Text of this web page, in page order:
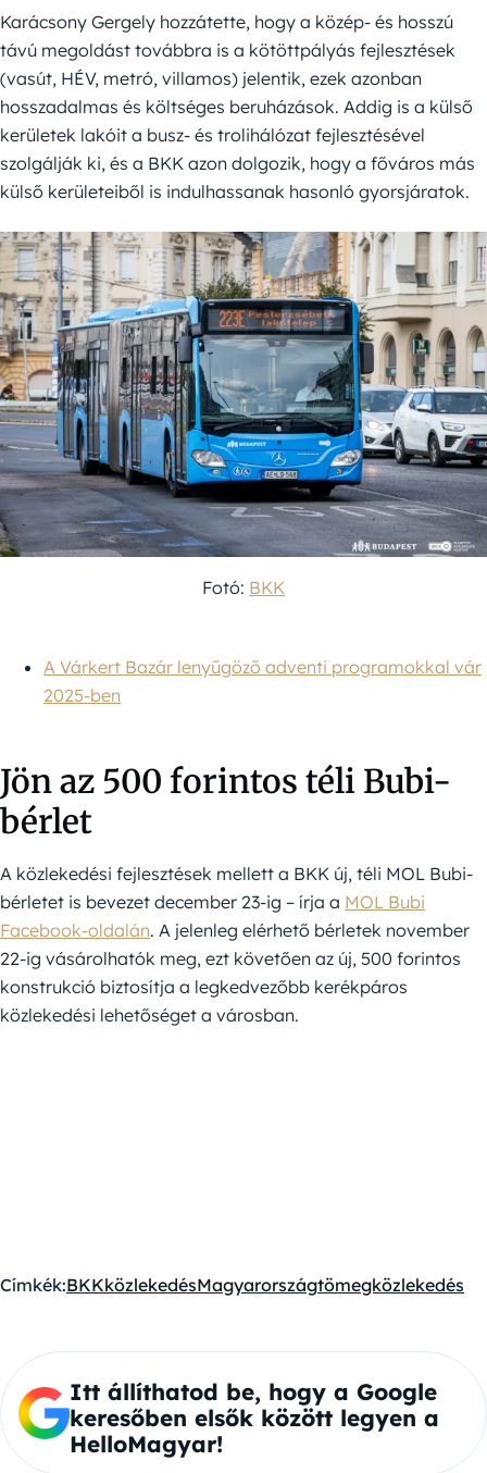
Karácsony Gergely hozzátette, hogy a közép- és hosszú
távú megoldást továbbra is a kötöttpályás fejlesztések
(vasút, HÉV, metró, villamos) jelentik, ezek azonban
hosszadalmas és költséges beruházások. Addig is a külső
kerületek lakóit a busz- és trolihálózat fejlesztésével
szolgálják ki, és a BKK azon dolgozik, hogy a főváros más
külső kerületeiből is indulhassanak hasonló gyorsjáratok.
Fotó: BKK
A Várkert Bazár lenyűgöző adventi programokkal vár
2025-ben
Jön az 500 forintos téli Bubi-
bérlet
A közlekedési fejlesztések mellett a BKK új, téli MOL Bubi-
bérletet is bevezet december 23-ig – írja a MOL Bubi
Facebook-oldalán. A jelenleg elérhető bérletek november
22-ig vásárolhatók meg, ezt követően az új, 500 forintos
konstrukció biztosítja a legkedvezőbb kerékpáros
közlekedési lehetőséget a városban.
Címkék:BKKközlekedésMagyarországtömegközlekedés
Itt állíthatod be, hogy a Google
keresőben elsők között legyen a
HelloMagyar!